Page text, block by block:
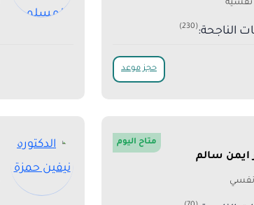
نفسية
الناجحة:(230)
حجز موعد
ايمن سالم
نفسي
متاح اليوم